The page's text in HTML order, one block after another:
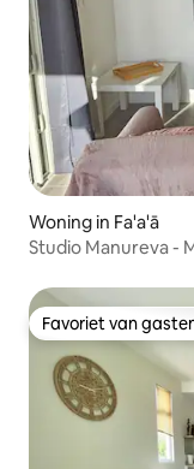
Woning in Fa'a'ā
Studio Manureva -
Favoriet van
Favoriet van